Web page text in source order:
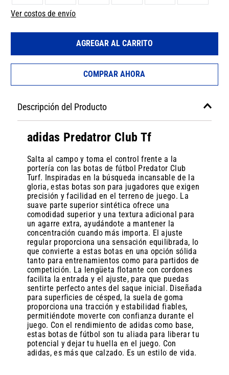
Ver costos de envío
AGREGAR AL CARRITO
COMPRAR AHORA
Descripción del Producto
adidas Predatror Club Tf
Salta al campo y toma el control frente a la
portería con las botas de fútbol Predator Club
Turf. Inspiradas en la búsqueda incansable de la
gloria, estas botas son para jugadores que exigen
precisión y facilidad en el terreno de juego. La
suave parte superior sintética ofrece una
comodidad superior y una textura adicional para
un agarre extra, ayudándote a mantener la
concentración cuando más importa. El ajuste
regular proporciona una sensación equilibrada, lo
que convierte a estas botas en una opción sólida
tanto para entrenamientos como para partidos de
competición. La lengüeta flotante con cordones
facilita la entrada y el ajuste, para que puedas
sentirte perfecto antes del saque inicial. Diseñada
para superficies de césped, la suela de goma
proporciona una tracción y estabilidad fiables,
permitiéndote moverte con confianza durante el
juego. Con el rendimiento de adidas como base,
estas botas de fútbol son tu aliada para liberar tu
potencial y dejar tu huella en el juego. Con
adidas, es más que calzado. Es un estilo de vida.